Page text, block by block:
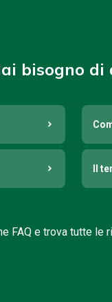
bisogno di
Il
FAQ e trova tutte le